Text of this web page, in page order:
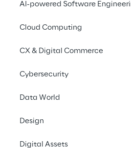
AI-powered Software
Cloud Computing
CX & Digital Commerce
Cybersecurity
Data World
Design
Digital Assets
esplorando
applicare gli
risposte a
ancora